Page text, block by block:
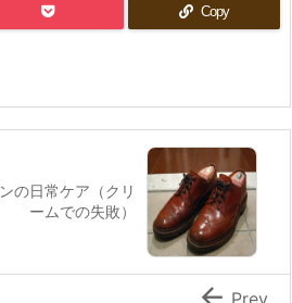
Copy
の日常ケア（クリ
ームでの失敗）
Prev